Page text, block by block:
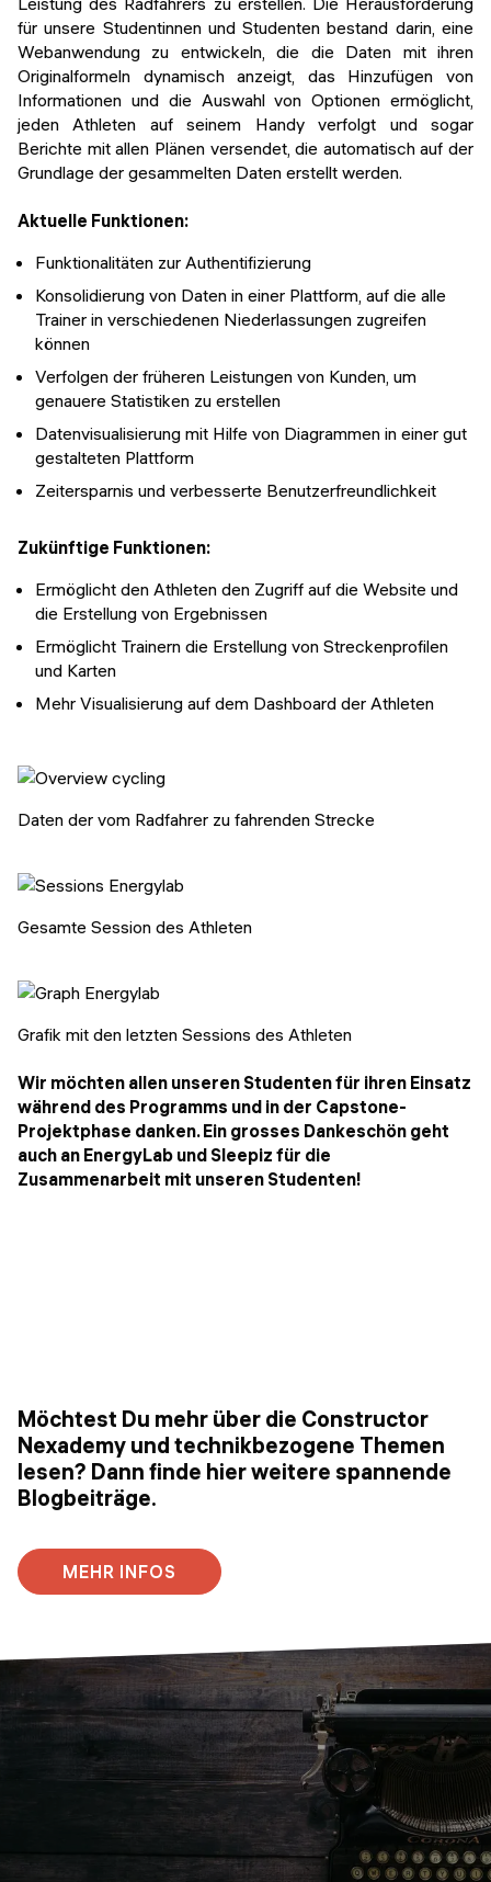
für unsere Studentinnen und Studenten bestand darin, eine
Webanwendung zu entwickeln, die die Daten mit ihren
Originalformeln dynamisch anzeigt, das Hinzufügen von
Informationen und die Auswahl von Optionen ermöglicht,
jeden Athleten auf seinem Handy verfolgt und sogar
Berichte mit allen Plänen versendet, die automatisch auf der
Grundlage der gesammelten Daten erstellt werden.
Aktuelle Funktionen:
Funktionalitäten zur Authentifizierung
Konsolidierung von Daten in einer Plattform, auf die alle
Trainer in verschiedenen Niederlassungen zugreifen
können
Verfolgen der früheren Leistungen von Kunden, um
genauere Statistiken zu erstellen
Datenvisualisierung mit Hilfe von Diagrammen in einer gut
gestalteten Plattform
Zeitersparnis und verbesserte Benutzerfreundlichkeit
Zukünftige Funktionen:
Ermöglicht den Athleten den Zugriff auf die Website und
die Erstellung von Ergebnissen
Ermöglicht Trainern die Erstellung von Streckenprofilen
und Karten
Mehr Visualisierung auf dem Dashboard der Athleten
Daten der vom Radfahrer zu fahrenden Strecke
Gesamte Session des Athleten
Grafik mit den letzten Sessions des Athleten
Wir möchten allen unseren Studenten für ihren Einsatz
während des Programms und in der Capstone-
Projektphase danken. Ein grosses Dankeschön geht
auch an EnergyLab und Sleepiz für die
Zusammenarbeit mit unseren Studenten!
Möchtest Du mehr über die Constructor
Nexademy und technikbezogene Themen
lesen? Dann finde hier weitere spannende
Blogbeiträge.
MEHR INFOS